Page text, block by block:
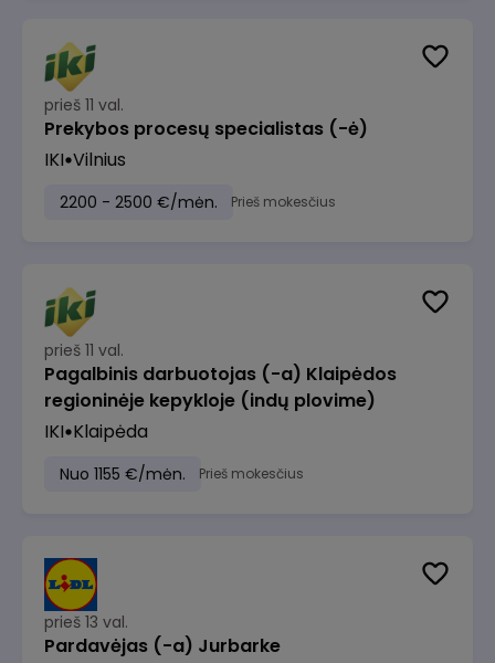
prieš 11 val.
Prekybos procesų specialistas (-ė)
IKI Vilnius
2200 - 2500 €/mėn. Prieš mokesčius
prieš 11 val.
Pagalbinis darbuotojas (-a) Klaipėdos
regioninėje kepykloje (indų plovime)
IKI Klaipėda
Nuo 1155 €/mėn. Prieš mokesčius
prieš 13 val.
Pardavėjas (-a) Jurbarke